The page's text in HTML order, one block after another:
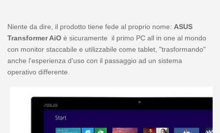
Niente da dire, il prodotto tiene fede al proprio nome: ASUS
Transformer AiOè sicuramente il primo PC all in one al mondo
con monitor staccabile e utilizzabile come tablet, "trasformando"
anche l'esperienza d'uso con il passaggio ad un sistema
operativo differente.